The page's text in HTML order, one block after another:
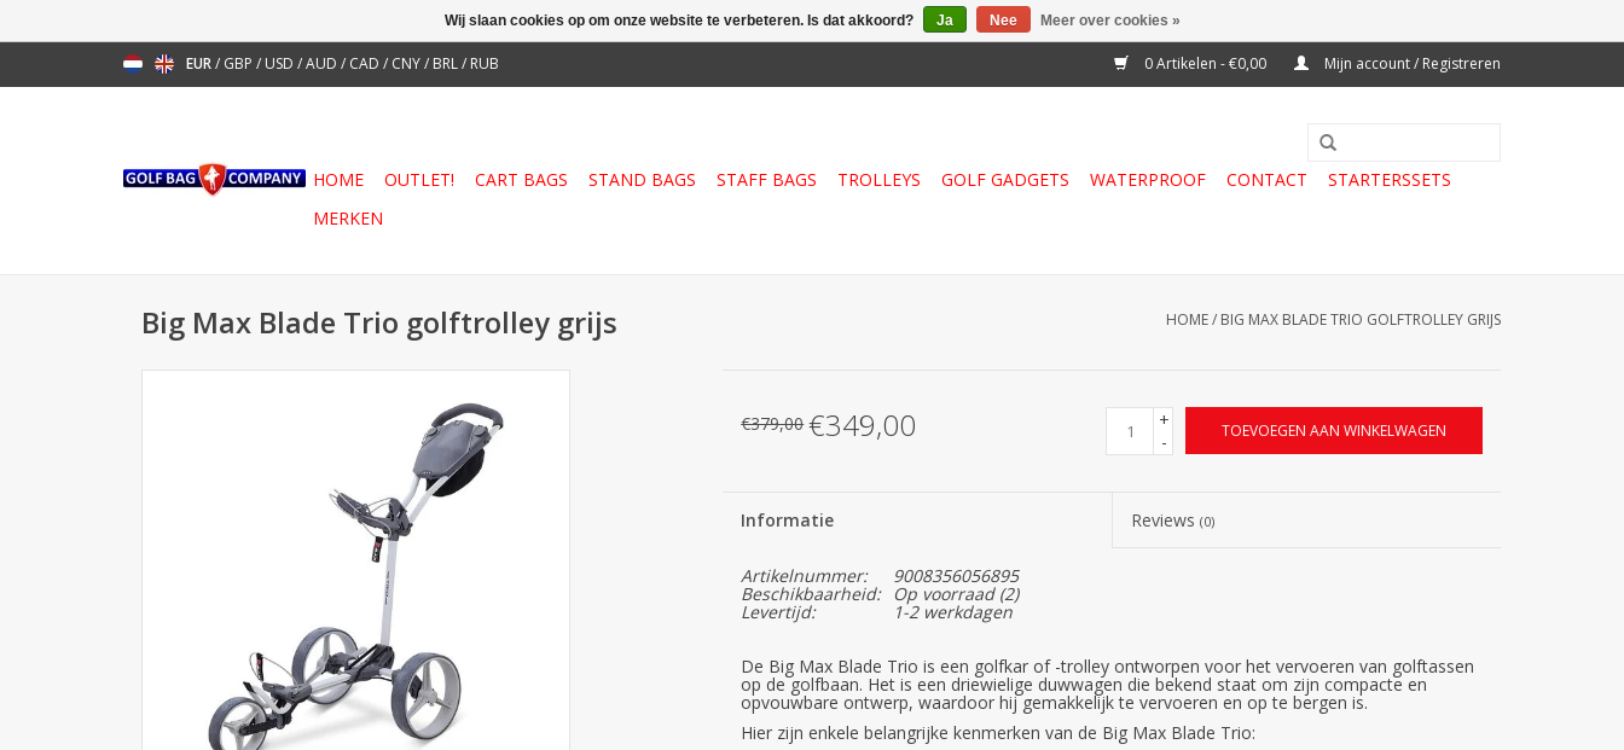
EUR/ GBP / USD /AUD / CAD / CNY/ BRL/ RUB 0 Artikelen - €0,00 Mijn account / Registreren
HOME OUTLET! CART BAGS STAND BAGS STAFF BAGS TROLLEYS GOLF GADGETS WATERPROOF CONTACT
STARTERSSETS
MERKEN
Big Max Blade Trio golftrolley grijs HOME/ BIG MAX BLADE TRIO GOLFTROLLEY GRIJS
€379,00 €349,00
+
-
TOEVOEGEN AAN WINKELWAGEN
Informatie Reviews(0)
Artikelnummer: 9008356056895
Beschikbaarheid: Op voorraad(2)
Levertijd: 1-2 werkdagen
De Big Max Blade Trio is een golfkar of -trolley ontworpen voor het vervoeren van golftassen
op de golfbaan. Het is een driewielige duwwagen die bekend staat om zijn compacte en
opvouwbare ontwerp, waardoor hij gemakkelijk te vervoeren en op te bergen is.
Hier zijn enkele belangrijke kenmerken van de Big Max Blade Trio:
Wij slaan cookies op om onze website te verbeteren. Is dat akkoord? Ja Nee Meer over cookies »